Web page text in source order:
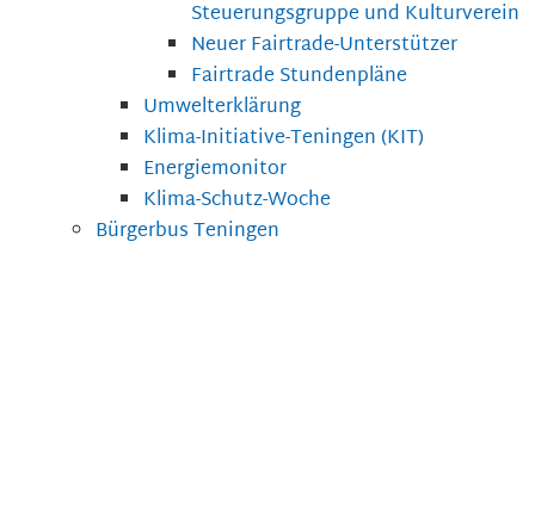
Steuerungsgruppe und Kulturverein
Neuer Fairtrade-Unterstützer
Fairtrade Stundenpläne
Umwelterklärung
Klima-Initiative-Teningen (KIT)
Energiemonitor
Klima-Schutz-Woche
Bürgerbus Teningen